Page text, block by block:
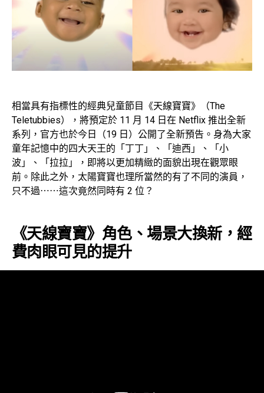
相當具有指標性的經典兒童節目《天線寶寶》（The
Teletubbies），將預定於 11 月 14 日在 Netflix 推出全新
系列，官方也於今日（19 日）公開了全新預告。身為大家
童年記憶中的四大天王的「丁丁」、「迪西」、「小
波」、「拉拉」，即將以更加精緻的面貌出現在觀眾眼
前。除此之外，太陽寶寶也理所當然的有了不同的演員，
只不過⋯⋯這次竟然同時有 2 位？
《天線寶寶》角色、場景大換新，經
費肉眼可見的提升